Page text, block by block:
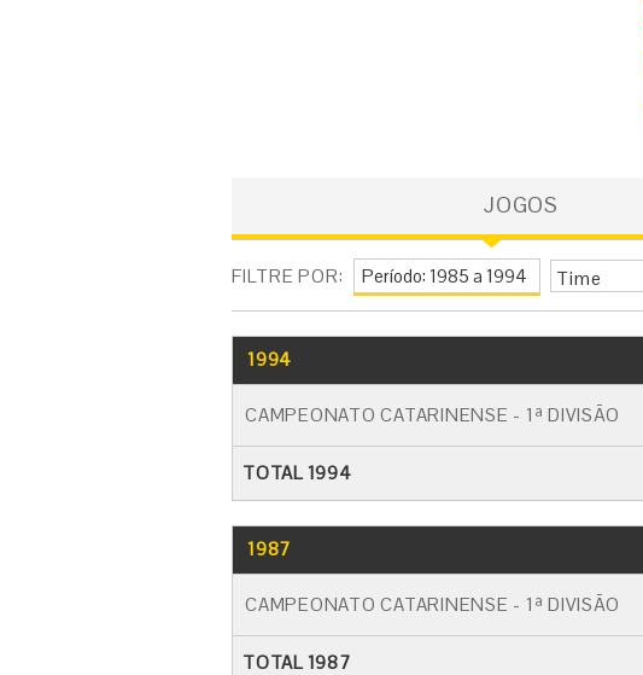
JOGOS
FILTRE POR: Time
1994
CAMPEONATO CATARINENSE - 1ª DIVISÃO
TOTAL 1994
1987
CAMPEONATO CATARINENSE - 1ª DIVISÃO
TOTAL 1987